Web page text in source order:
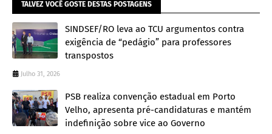
TALVEZ VOCÊ GOSTE DESTAS POSTAGENS
SINDSEF/RO leva ao TCU argumentos contra
exigência de “pedágio” para professores
transpostos
Julho 31, 2026
PSB realiza convenção estadual em Porto
Velho, apresenta pré-candidaturas e mantém
indefinição sobre vice ao Governo